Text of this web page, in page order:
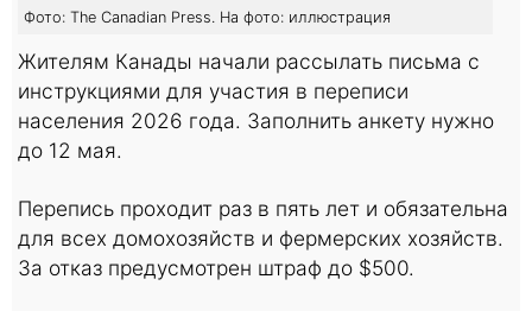
Фото: The Canadian Press. На фото: иллюстрация
Жителям Канады начали рассылать письма с
инструкциями для участия в переписи
населения 2026 года. Заполнить анкету нужно
до 12 мая.
Перепись проходит раз в пять лет и обязательна
для всех домохозяйств и фермерских хозяйств.
За отказ предусмотрен штраф до $500.